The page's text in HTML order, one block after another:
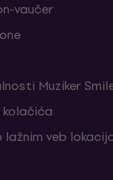
vaučer
Muziker
kolačića
lažnim veb